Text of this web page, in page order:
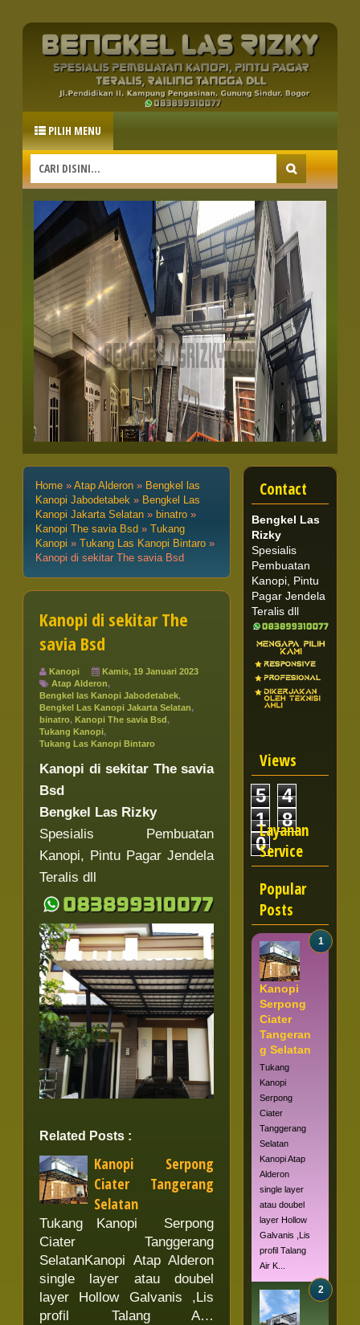
PILIH MENU
Home » Atap Alderon » Bengkel las
Kanopi Jabodetabek » Bengkel Las
Kanopi Jakarta Selatan » binatro »
Kanopi The savia Bsd » Tukang
Kanopi » Tukang Las Kanopi Bintaro »
Kanopi di sekitar The savia Bsd
Kanopi di sekitar The
savia Bsd
Kanopi
Kamis, 19 Januari 2023
Atap Alderon,
Bengkel las Kanopi Jabodetabek,
Bengkel Las Kanopi Jakarta Selatan,
binatro, Kanopi The savia Bsd,
Tukang Kanopi,
Tukang Las Kanopi Bintaro
Kanopi di sekitar The savia
Bsd
Bengkel Las Rizky
Spesialis Pembuatan
Kanopi, Pintu Pagar Jendela
Teralis dll
Related Posts :
Kanopi Serpong
Ciater Tangerang
Selatan
Tukang Kanopi Serpong
Ciater Tanggerang
SelatanKanopi Atap Alderon
single layer atau doubel
layer Hollow Galvanis ,Lis
profil Talang A…
Contact
Bengkel Las
Rizky
Spesialis
Pembuatan
Kanopi, Pintu
Pagar Jendela
Teralis dll
Views
5
4
1
8
0
Layanan
Service
Popular
Posts
Kanopi
Serpong
Ciater
Tangeran
g Selatan
Tukang
Kanopi
Serpong
Ciater
Tanggerang
Selatan
Kanopi Atap
Alderon
single layer
atau doubel
layer Hollow
Galvanis ,Lis
profil Talang
Air K...